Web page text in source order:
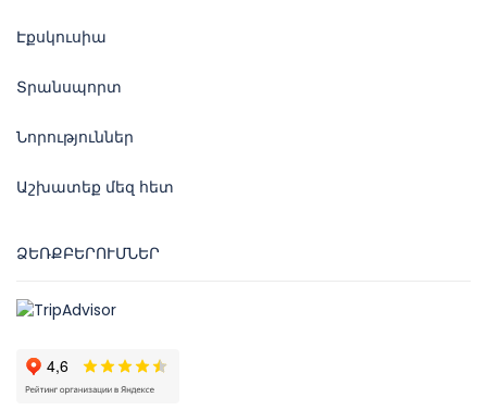
Էքսկուսիա
Տրանսպորտ
Նորություններ
Աշխատեք մեզ հետ
ՁԵՌՔԲԵՐՈՒՄՆԵՐ